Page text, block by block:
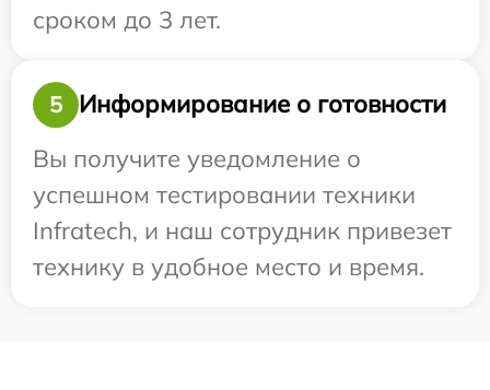
сроком до 3 лет.
5
Информирование о готовности
Вы получите уведомление о
успешном тестировании техники
Infratech, и наш сотрудник привезет
технику в удобное место и время.